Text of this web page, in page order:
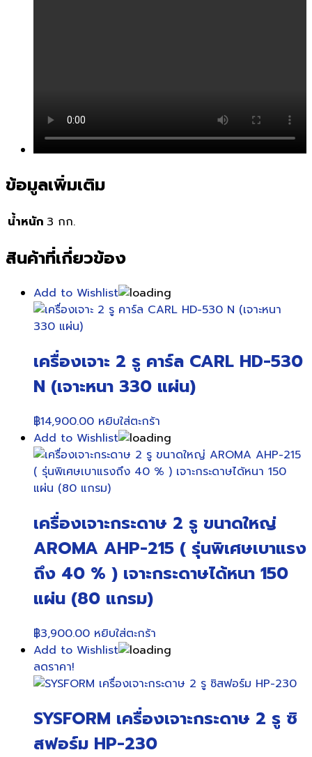
ข้อมูลเพิ่มเติม
น้ำหนัก 3 กก.
สินค้าที่เกี่ยวข้อง
Add to Wishlist
เครื่องเจาะ 2 รู คาร์ล CARL HD-530
N (เจาะหนา 330 แผ่น)
฿14,900.00 หยิบใส่ตะกร้า
Add to Wishlist
เครื่องเจาะกระดาษ 2 รู ขนาดใหญ่
AROMA AHP-215 ( รุ่นพิเศษเบาแรง
ถึง 40 % ) เจาะกระดาษได้หนา 150
แผ่น (80 แกรม)
฿3,900.00 หยิบใส่ตะกร้า
Add to Wishlist
ลดราคา!
SYSFORM เครื่องเจาะกระดาษ 2 รู ซิ
สฟอร์ม HP-230